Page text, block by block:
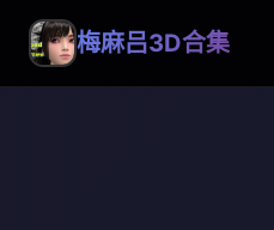
梅麻吕3D合集